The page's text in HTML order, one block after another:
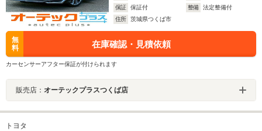
保証
保証付 整備
法定整備付
住所
茨城県つくば市
無
料
在庫確認・見積依頼
カーセンサーアフター保証が付けられます
販売店： オーテックプラスつくば店
トヨタ